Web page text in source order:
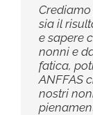
sia il
e sapere
nonni e
fatica,
ANFFAS
nostri